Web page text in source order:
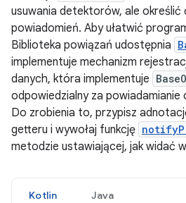
usuwania detektorów, ale określić
powiadomień. Aby ułatwić
Biblioteka powiązań udostępnia
implementuje mechanizm
danych, która implementuje
odpowiedzialny za powiadamianie
Do zrobienia to, przypisz
getteru i wywołaj funkcję
metodzie ustawiającej, jak widać
Kotlin Java